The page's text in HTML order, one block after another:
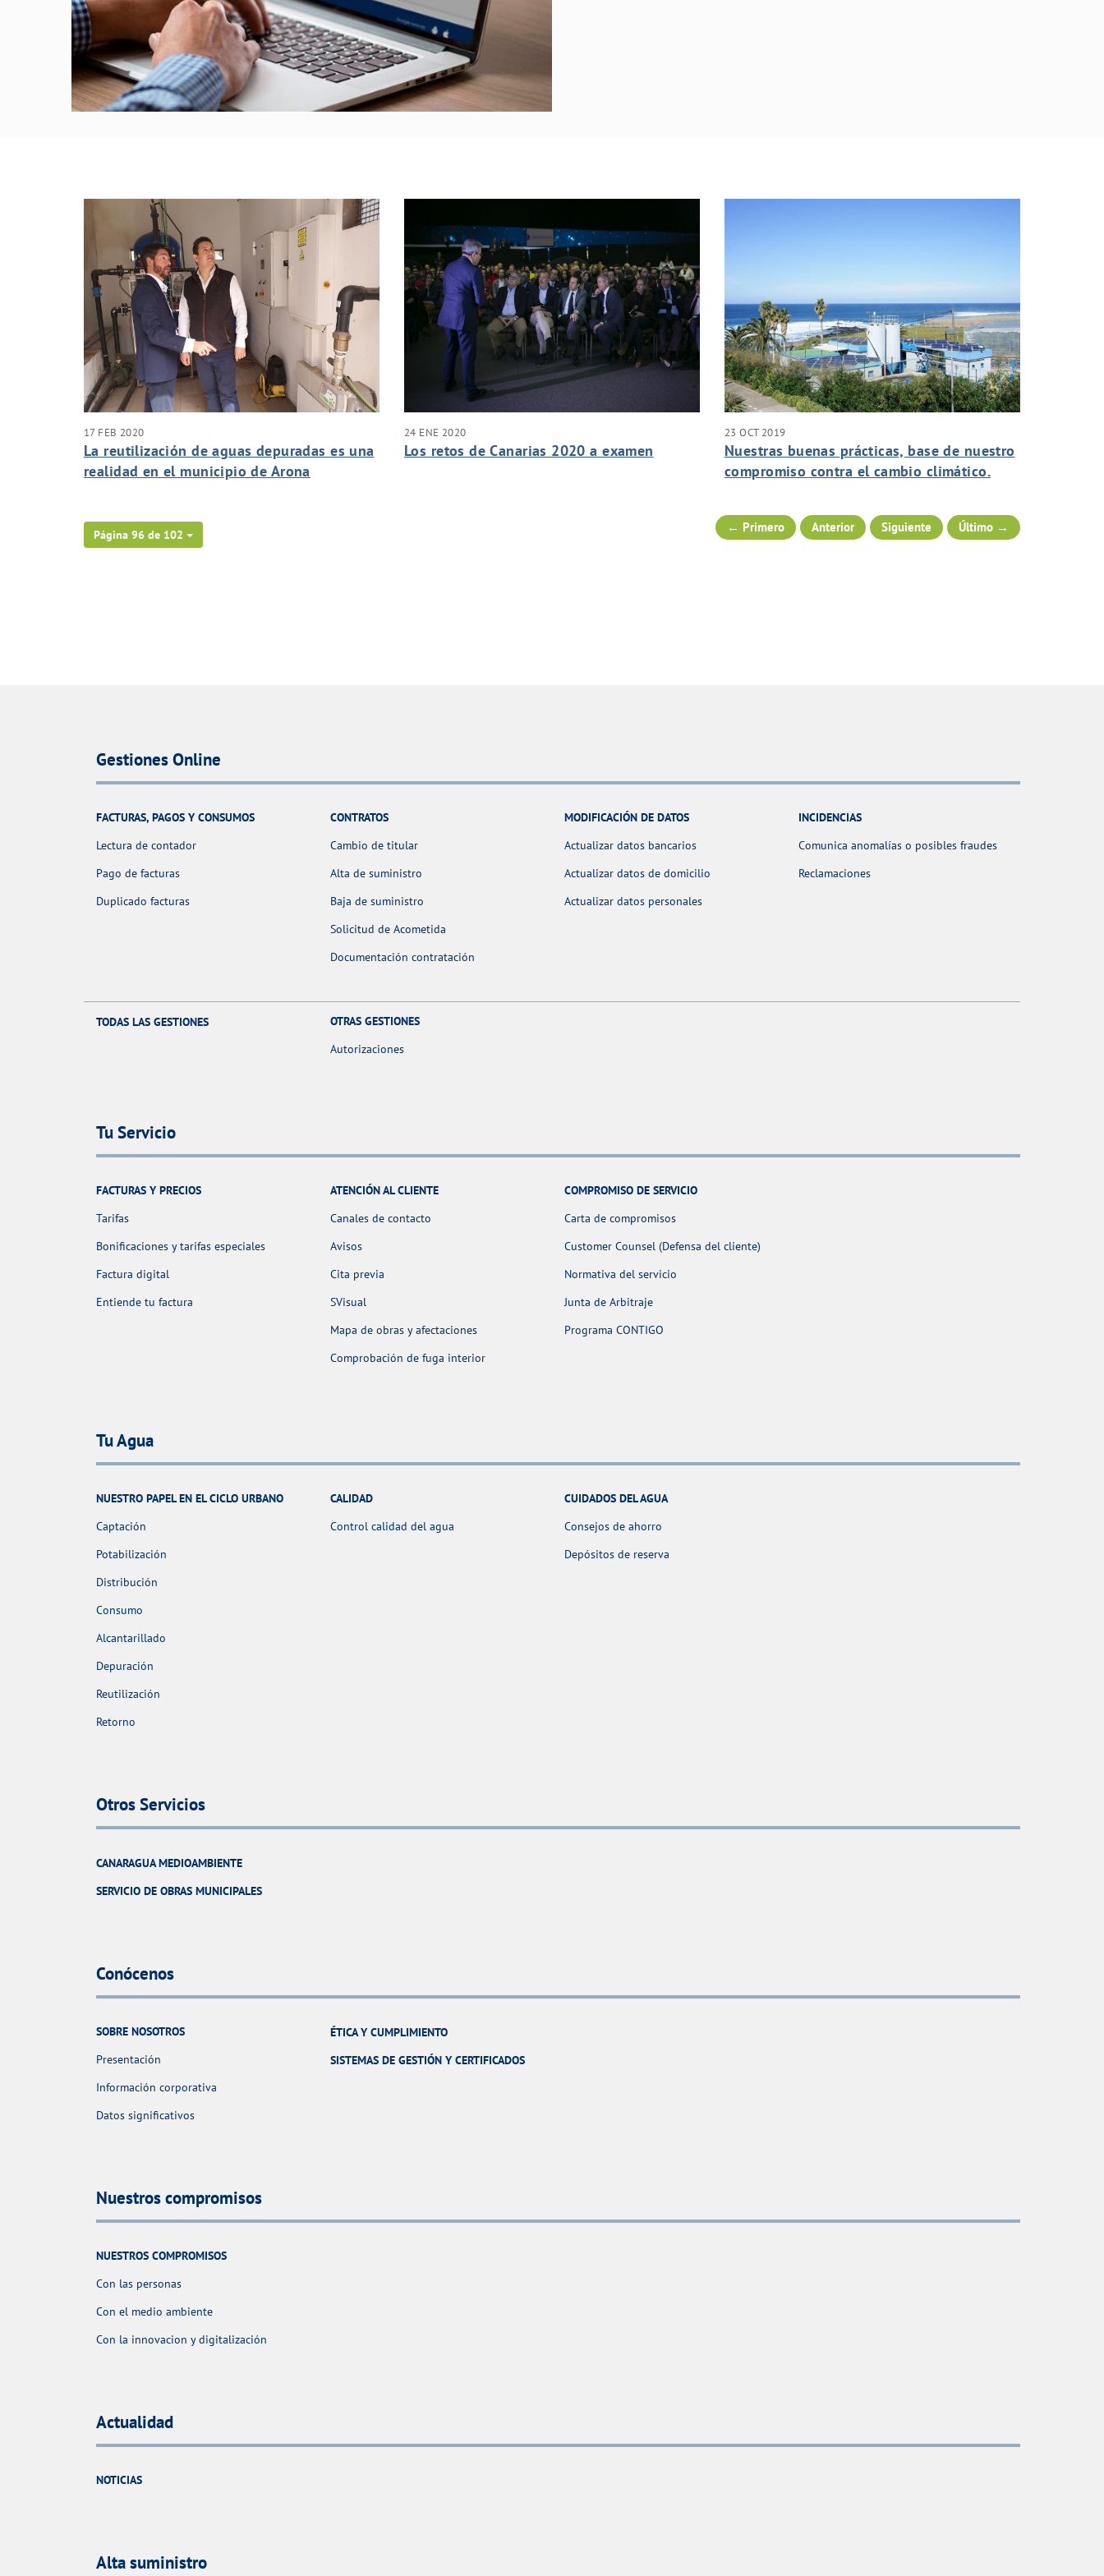
17 FEB 2020
La reutilización de aguas depuradas es una
realidad en el municipio de Arona
24 ENE 2020
Los retos de Canarias 2020 a examen
23 OCT 2019
Nuestras buenas prácticas, base de nuestro
compromiso contra el cambio climático.
Página 96 de 102
← Primero Anterior Siguiente Último →
Gestiones Online
FACTURAS, PAGOS Y CONSUMOS
Lectura de contador
Pago de facturas
Duplicado facturas
CONTRATOS
Cambio de titular
Alta de suministro
Baja de suministro
Solicitud de Acometida
Documentación contratación
MODIFICACIÓN DE DATOS
Actualizar datos bancarios
Actualizar datos de domicilio
Actualizar datos personales
INCIDENCIAS
Comunica anomalías o posibles fraudes
Reclamaciones
TODAS LAS GESTIONES
OTRAS GESTIONES
Autorizaciones
Tu Servicio
FACTURAS Y PRECIOS
Tarifas
Bonificaciones y tarifas especiales
Factura digital
Entiende tu factura
ATENCIÓN AL CLIENTE
Canales de contacto
Avisos
Cita previa
SVisual
Mapa de obras y afectaciones
Comprobación de fuga interior
COMPROMISO DE SERVICIO
Carta de compromisos
Customer Counsel (Defensa del cliente)
Normativa del servicio
Junta de Arbitraje
Programa CONTIGO
Tu Agua
NUESTRO PAPEL EN EL CICLO URBANO
Captación
Potabilización
Distribución
Consumo
Alcantarillado
Depuración
Reutilización
Retorno
CALIDAD
Control calidad del agua
CUIDADOS DEL AGUA
Consejos de ahorro
Depósitos de reserva
Otros Servicios
CANARAGUA MEDIOAMBIENTE
SERVICIO DE OBRAS MUNICIPALES
Conócenos
SOBRE NOSOTROS
Presentación
Información corporativa
Datos significativos
ÉTICA Y CUMPLIMIENTO
SISTEMAS DE GESTIÓN Y CERTIFICADOS
Nuestros compromisos
NUESTROS COMPROMISOS
Con las personas
Con el medio ambiente
Con la innovacion y digitalización
Actualidad
NOTICIAS
Alta suministro